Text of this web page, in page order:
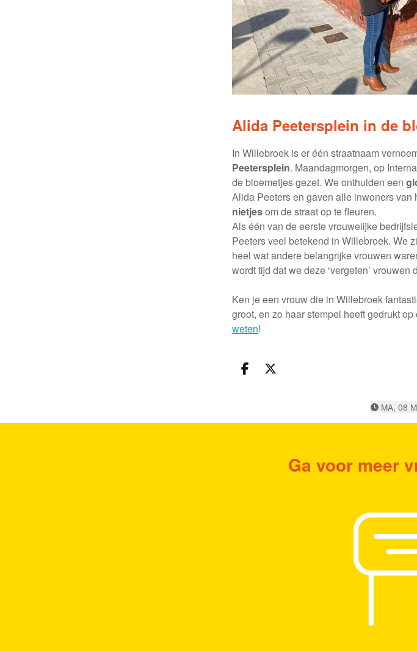
Alida Peetersplein in de
In Willebroek is er één straatnaam
Peetersplein. Maandagmorgen, op
de bloemetjes gezet. We onthulden een
Alida Peeters en gaven alle inwoners van
nietjesom de straat op te fleuren.
Als één van de eerste vrouwelijke
Peeters veel betekend in Willebroek. We
heel wat andere belangrijke vrouwen
wordt tijd dat we deze ‘vergeten’
Ken je een vrouw die in Willebroek
groot, en zo haar stempel heeft gedrukt
weten!
Deel op facebook
Deel op X
MA, 08
Ga voor meer